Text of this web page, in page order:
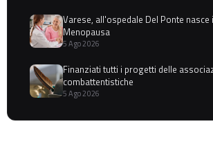
Varese, all'ospedale Del Ponte nasce
Menopausa
5 Ago 2026
Finanziati tutti i progetti delle
combattentistiche
5 Ago 2026